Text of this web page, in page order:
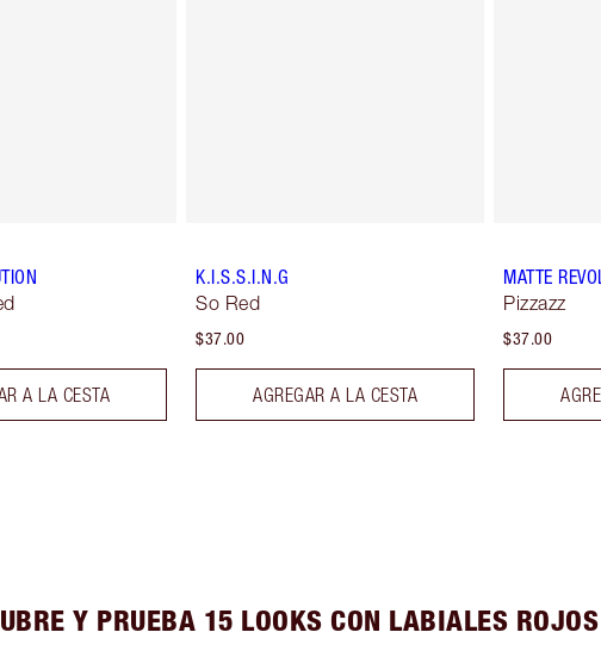
A LA CESTA
K.I.S.S.I.N.G
So Red
$37.00
AGREGAR A LA CESTA
MATTE
Pizzazz
$37.00
Y PRUEBA 15 LOOKS CON LABIALES ROJOS